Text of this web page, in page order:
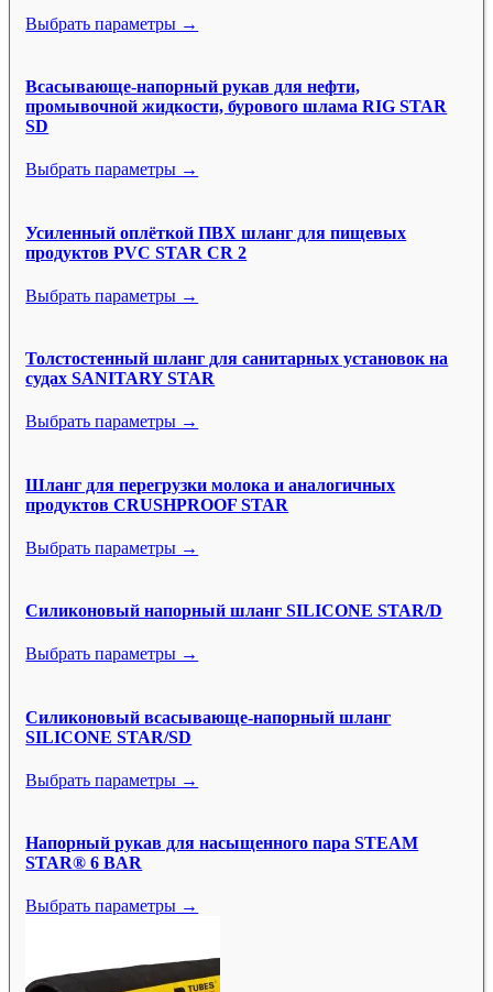
Выбрать параметры →
Всасывающе-напорный рукав для нефти,
промывочной жидкости, бурового шлама RIG STAR
SD
Выбрать параметры →
Усиленный оплёткой ПВХ шланг для пищевых
продуктов PVC STAR CR 2
Выбрать параметры →
Толстостенный шланг для санитарных установок на
судах SANITARY STAR
Выбрать параметры →
Шланг для перегрузки молока и аналогичных
продуктов CRUSHPROOF STAR
Выбрать параметры →
Силиконовый напорный шланг SILICONE STAR/D
Выбрать параметры →
Силиконовый всасывающе-напорный шланг
SILICONE STAR/SD
Выбрать параметры →
Напорный рукав для насыщенного пара STEAM
STAR® 6 BAR
Выбрать параметры →